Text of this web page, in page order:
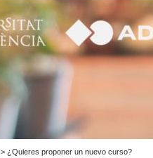
> ¿Quieres proponer un nuevo curso?